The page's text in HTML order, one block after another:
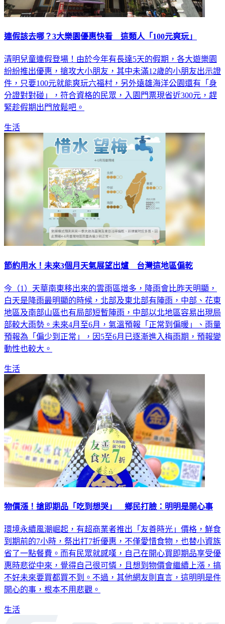
連假該去哪？3大樂園優惠快看 這類人「100元爽玩」
清明兒童連假登場！由於今年有長達5天的假期，各大遊樂園
紛紛推出優惠，搶攻大小朋友，其中未滿12歲的小朋友出示證
件，只要100元就能爽玩六福村，另外遠雄海洋公園還有「身
分證對對碰」，符合資格的民眾，入園門票現省近300元，趕
緊趁假期出門放鬆吧。
生活
節約用水！未來3個月天氣展望出爐 台灣這地區偏乾
今（1）天華南東移出來的雲雨區增多，降雨會比昨天明顯，
白天是降雨最明顯的時候，北部及東北部有陣雨，中部、花東
地區及南部山區也有局部短暫陣雨，中部以北地區容易出現局
部較大雨勢。未來4月至6月，氣溫預報「正常到偏暖」、雨量
預報為「偏少到正常」，因5至6月已逐漸進入梅雨期，預報變
動性也較大。
生活
物價漲！搶即期品「吃到想哭」 鄉民打臉：明明是開心事
環境永續風潮崛起，有超商業者推出「友善時光」價格，鮮食
到期前的7小時，祭出打7折優惠，不僅愛惜食物，也替小資族
省了一點餐費。而有民眾就感嘆，自己在開心買即期品享受優
惠時悲從中來，覺得自己很可憐，且想到物價會繼續上漲，搞
不好未來要買都買不到。不過，其他網友則直言，這明明是件
開心的事，根本不用悲觀。
生活